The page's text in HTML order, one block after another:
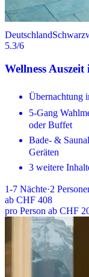
Deutschland
5.3/6
Wellness
Übernachtung
5-Gang
oder Buffet
Bade- &
Geräten
3 weitere
1-7 Nächte·2
ab CHF 408
pro Person ab CHF